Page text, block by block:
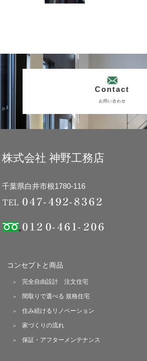
Contact
お問い合わせ
株式会社 神野工務店
千葉県白井市根1780-116
コンセプトと商品
完全自由設計 注文住宅
間取りで選べる 規格住宅
住み続けるリノベーション
家づくりの流れ
保証・アフターメンテナンス